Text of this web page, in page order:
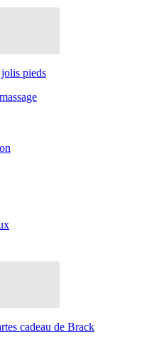
pieds
cadeau de Brack